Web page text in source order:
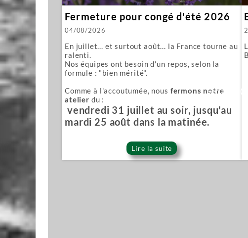
Série Or
Fermeture pour congé d'été 2026
04/08/2026
En juillet... et surtout août... la France tourne au
ralenti.
Nos équipes ont besoin d'un repos, selon la
formule : "bien mérité".
Comme à l'accoutumée, nous fermons notre
atelier du :
vendredi 31 juillet au soir, jusqu'au
mardi 25 août dans la matinée.
Lire la suite